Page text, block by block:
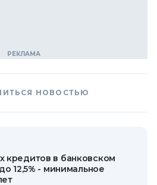
НОВОСТЬЮ
кредитов в банковском
12,5% - минимальное